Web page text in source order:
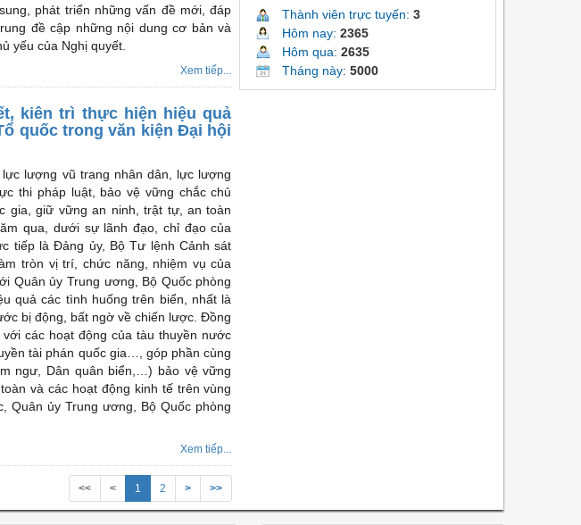
phát triển những vấn đề mới, đáp
đề cập những nội dung cơ bản và
yếu của Nghị quyết.
Xem tiếp...
kiên trì thực hiện hiệu quả
quốc trong văn kiện Đại hội
lượng vũ trang nhân dân, lực lượng
thi pháp luật, bảo vệ vững chắc chủ
gia, giữ vững an ninh, trật tự, an toàn
qua, dưới sự lãnh đạo, chỉ đạo của
tiếp là Đảng ủy, Bộ Tư lệnh Cảnh sát
tròn vị trí, chức năng, nhiệm vụ của
Quân ủy Trung ương, Bộ Quốc phòng
quả các tình huống trên biển, nhất là
bị động, bất ngờ về chiến lược. Đồng
các hoạt động của tàu thuyền nước
tài phán quốc gia…, góp phần cùng
ngư, Dân quân biển,…) bảo vệ vững
và các hoạt động kinh tế trên vùng
Quân ủy Trung ương, Bộ Quốc phòng
Xem tiếp...
<< < 1 2 > >>
Thành viên trực tuyến: 3
Hôm nay: 2365
Hôm qua: 2635
Tháng này: 5000